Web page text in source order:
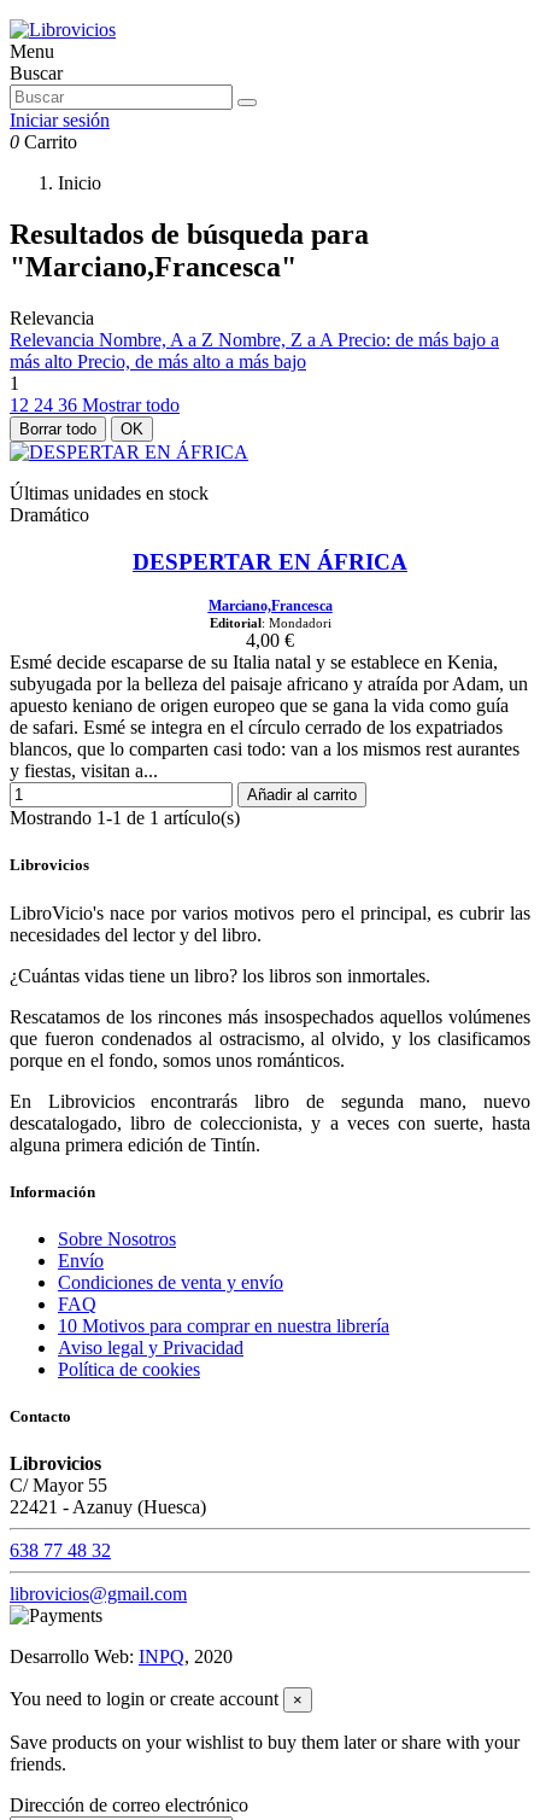
Menu
Buscar
Iniciar sesión
0 Carrito
Inicio
Resultados de búsqueda para
"Marciano,Francesca"
Relevancia
Relevancia Nombre, A a Z Nombre, Z a A Precio: de más bajo a
más alto Precio, de más alto a más bajo
1
12 24 36 Mostrar todo
Borrar todo OK
Últimas unidades en stock
Dramático
DESPERTAR EN ÁFRICA
Marciano,Francesca
Editorial : Mondadori
4,00 €
Esmé decide escaparse de su Italia natal y se establece en Kenia,
subyugada por la belleza del paisaje africano y atraída por Adam, un
apuesto keniano de origen europeo que se gana la vida como guía
de safari. Esmé se integra en el círculo cerrado de los expatriados
blancos, que lo comparten casi todo: van a los mismos rest aurantes
y fiestas, visitan a...
Añadir al carrito
Mostrando 1-1 de 1 artículo(s)
Librovicios
LibroVicio's nace por varios motivos pero el principal, es cubrir las
necesidades del lector y del libro.
¿Cuántas vidas tiene un libro? los libros son inmortales.
Rescatamos de los rincones más insospechados aquellos volúmenes
que fueron condenados al ostracismo, al olvido, y los clasificamos
porque en el fondo, somos unos románticos.
En Librovicios encontrarás libro de segunda mano, nuevo
descatalogado, libro de coleccionista, y a veces con suerte, hasta
alguna primera edición de Tintín.
Información
Sobre Nosotros
Envío
Condiciones de venta y envío
FAQ
10 Motivos para comprar en nuestra librería
Aviso legal y Privacidad
Política de cookies
Contacto
Librovicios
C/ Mayor 55
22421 - Azanuy (Huesca)
638 77 48 32
librovicios@gmail.com
Desarrollo Web: INPQ, 2020
You need to login or create account ×
Save products on your wishlist to buy them later or share with your
friends.
Dirección de correo electrónico